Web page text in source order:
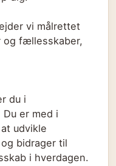
vi målrettet
og fællesskaber,
du i
er med i
udvikle
bidrager til
i hverdagen.